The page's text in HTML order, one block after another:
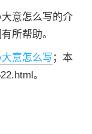
意怎么写的介
所帮助。
意怎么写 ；本
。